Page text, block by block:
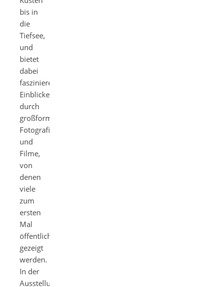
bis in
die
Tiefsee,
und
bietet
dabei
faszinierende
Einblicke
durch
großformatige
Fotografien
und
Filme,
von
denen
viele
zum
ersten
Mal
öffentlich
gezeigt
werden.
In der
Ausstellung